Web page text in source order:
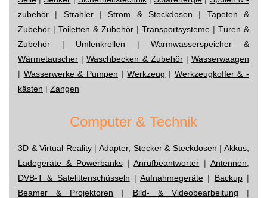
zubehör | Strahler|Strom & Steckdosen | Tapeten &
Zubehör | Toiletten & Zubehör | Transportsysteme | Türen &
Zubehör | Umlenkrollen |Warmwasserspeicher &
Wärmetauscher |Waschbecken & Zubehör|Wasserwaagen
| Wasserwerke & Pumpen |Werkzeug | Werkzeugkoffer & -
kästen | Zangen
Computer & Technik
3D & Virtual Reality|Adapter, Stecker & Steckdosen |Akkus,
Ladegeräte & Powerbanks|Anrufbeantworter |Antennen,
DVB-T & Satelittenschüsseln |Aufnahmegeräte | Backup|
Beamer & Projektoren | Bild- & Videobearbeitung |